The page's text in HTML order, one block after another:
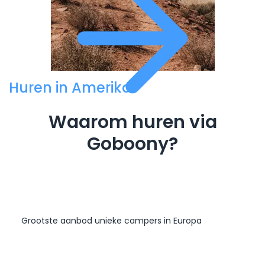
Huren in Amerika
Waarom huren via
Goboony?
Grootste aanbod unieke campers in Europa